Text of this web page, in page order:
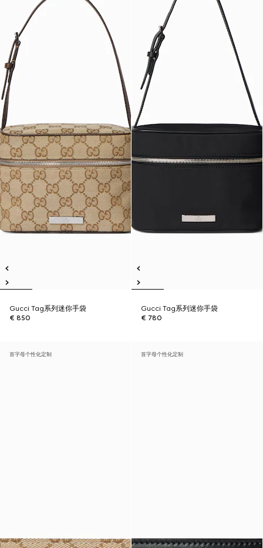
Gucci Tag系列迷你手袋
€ 850
Gucci Tag系列迷你手袋
€ 780
首字母个性化定制 首字母个性化定制